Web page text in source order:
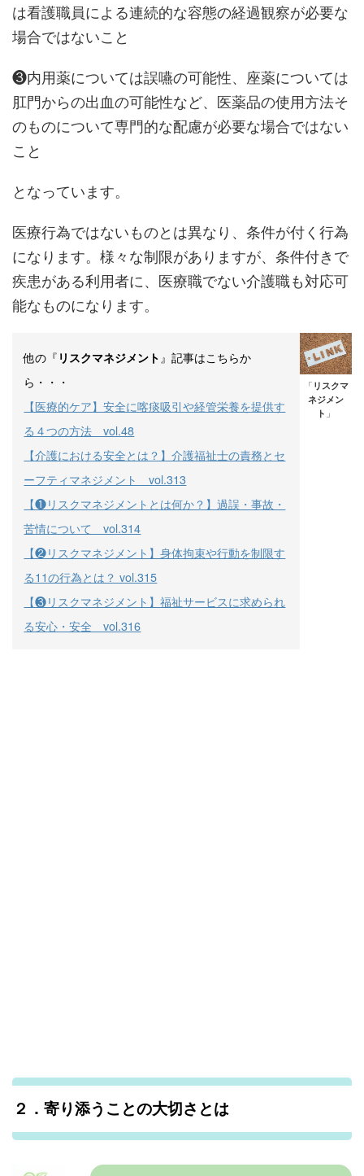
は看護職員による連続的な容態の経過観察が必要な
場合ではないこと
❸内用薬については誤嚥の可能性、座薬については
肛門からの出血の可能性など、医薬品の使用方法そ
のものについて専門的な配慮が必要な場合ではない
こと
となっています。
医療行為ではないものとは異なり、条件が付く行為
になります。様々な制限がありますが、条件付きで
疾患がある利用者に、医療職でない介護職も対応可
能なものになります。
「リスクマ
ネジメン
ト 」
他の『 リスクマネジメント 』記事はこちらか
ら・・・
【医療的ケア】安全に喀痰吸引や経管栄養を提供す
る４つの方法 vol.48
【介護における安全とは？】介護福祉士の責務とセ
ーフティマネジメント vol.313
【❶リスクマネジメントとは何か？】過誤・事故・
苦情について vol.314
【❷リスクマネジメント】身体拘束や行動を制限す
る11の行為とは？ vol.315
【❸リスクマネジメント】福祉サービスに求められ
る安心・安全 vol.316
２．寄り添うことの大切さとは